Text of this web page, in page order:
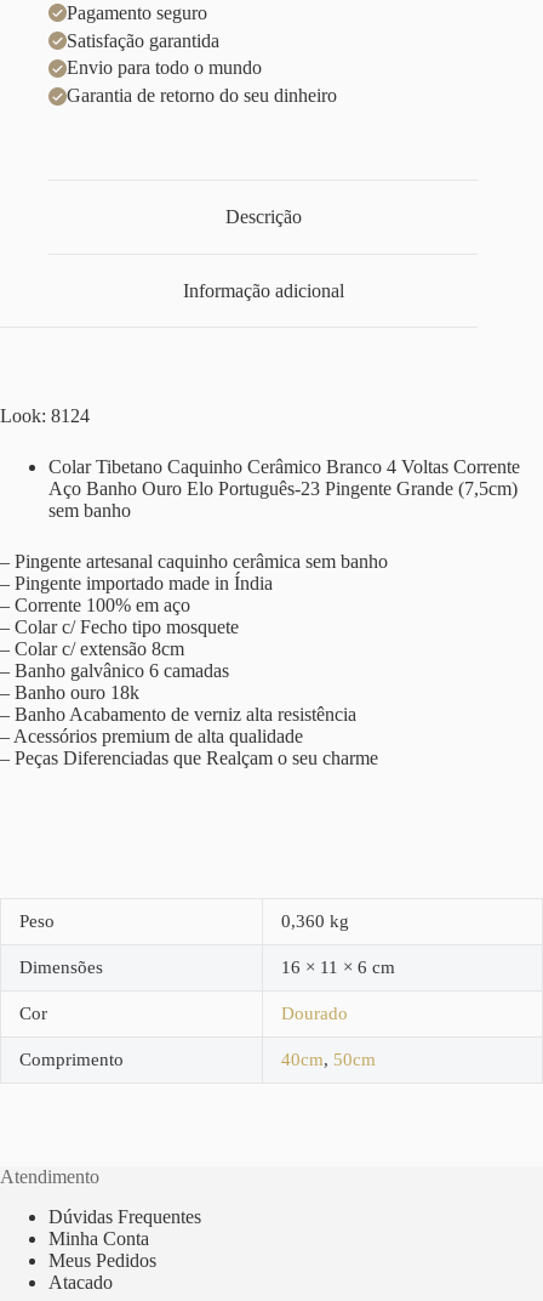
Pagamento seguro
Satisfação garantida
Envio para todo o mundo
Garantia de retorno do seu dinheiro
Descrição
Informação adicional
Look: 8124
Colar Tibetano Caquinho Cerâmico Branco 4 Voltas Corrente
Aço Banho Ouro Elo Português-23 Pingente Grande (7,5cm)
sem banho
– Pingente artesanal caquinho cerâmica sem banho
– Pingente importado made in Índia
– Corrente 100% em aço
– Colar c/ Fecho tipo mosquete
– Colar c/ extensão 8cm
– Banho galvânico 6 camadas
– Banho ouro 18k
– Banho Acabamento de verniz alta resistência
– Acessórios premium de alta qualidade
– Peças Diferenciadas que Realçam o seu charme
Peso 0,360 kg
Dimensões 16 × 11 × 6 cm
Cor Dourado
Comprimento 40cm, 50cm
Atendimento
Dúvidas Frequentes
Minha Conta
Meus Pedidos
Atacado